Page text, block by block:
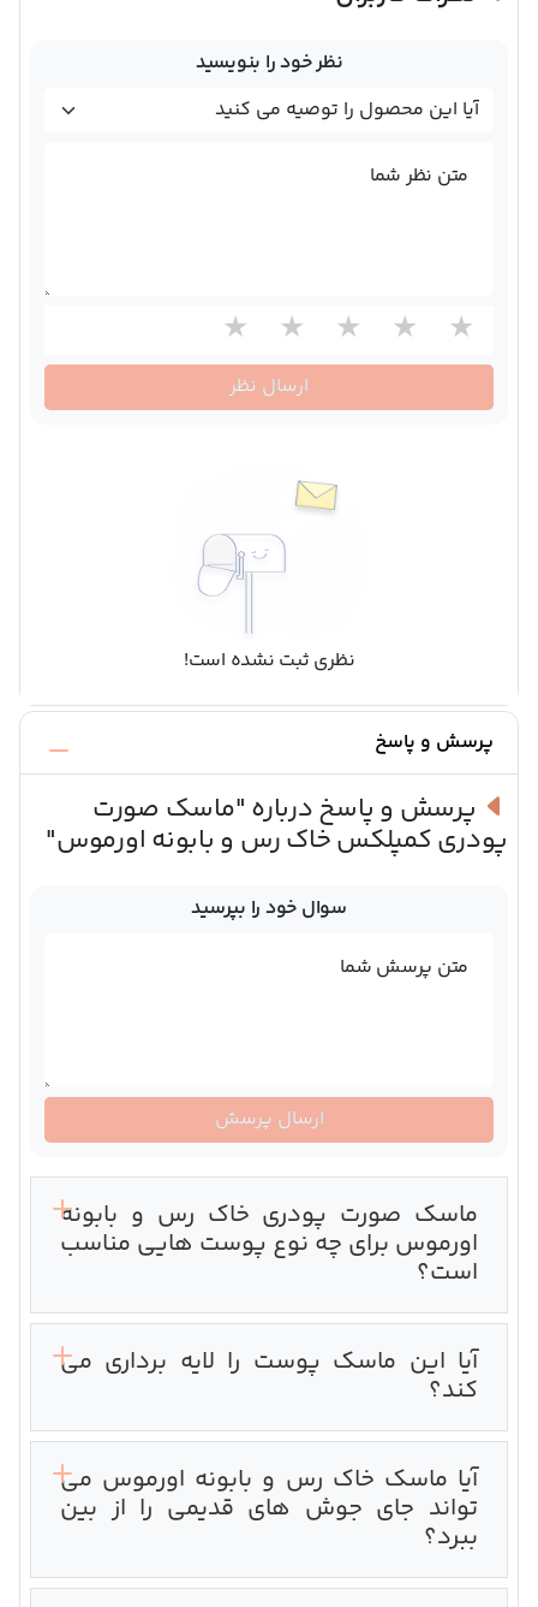
نظر خود را بنویسید
متن نظر شما
ارسال نظر
نظری ثبت نشده است!
پرسش و پاسخ
پرسش و پاسخ درباره "ماسک صورت
پودری کمپلکس خاک رس و بابونه اورموس"
ماسک صورت پودری خاک رس و بابونه
اورموس برای چه نوع پوست هایی مناسب
است؟
آیا این ماسک پوست را لایه برداری می
کند؟‌
آیا ماسک خاک رس و بابونه اورموس می
تواند جای جوش های قدیمی را از بین
ببرد؟
سوال خود را بپرسید
متن پرسش شما
ارسال پرسش